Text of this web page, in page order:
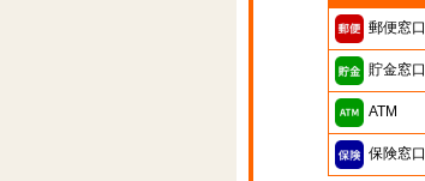
郵便窓口
貯金窓口
ATM
保険窓口